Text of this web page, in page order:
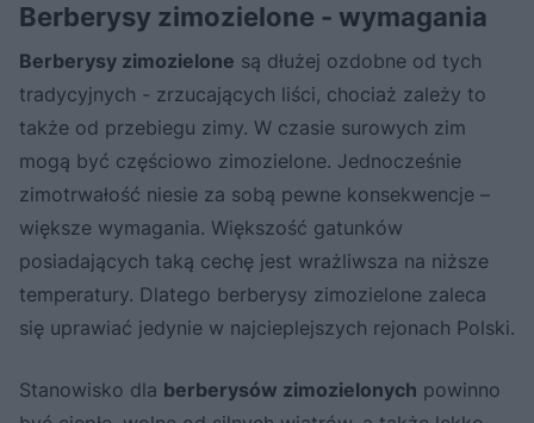
Berberysy zimozielone - wymagania
Berberysy zimozielone są dłużej ozdobne od tych
tradycyjnych - zrzucających liści, chociaż zależy to
także od przebiegu zimy. W czasie surowych zim
mogą być częściowo zimozielone. Jednocześnie
zimotrwałość niesie za sobą pewne konsekwencje –
większe wymagania. Większość gatunków
posiadających taką cechę jest wrażliwsza na niższe
temperatury. Dlatego berberysy zimozielone zaleca
się uprawiać jedynie w najcieplejszych rejonach Polski.
Stanowisko dla berberysów zimozielonych powinno